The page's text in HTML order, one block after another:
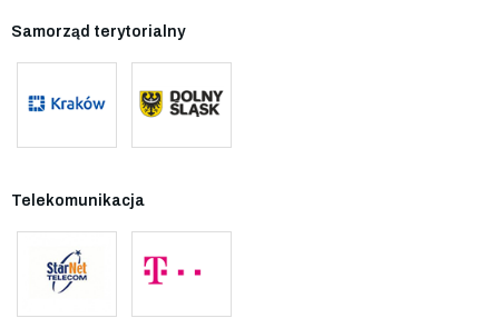
Samorząd terytorialny
Telekomunikacja